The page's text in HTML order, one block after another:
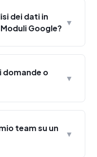
dei dati in
Google?
▼
domande o
▼
team su un
▼